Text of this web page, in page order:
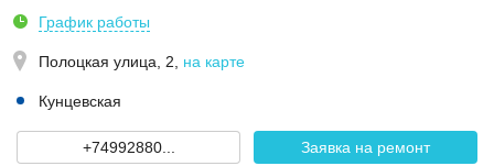
График работы
Полоцкая улица, 2 на карте
Кунцевская
+74992880... Заявка на ремонт